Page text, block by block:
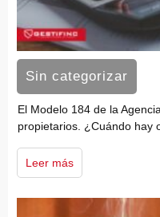
Sin categorizar
El Modelo 184 de la
propietarios. ¿Cuándo hay
Leer más